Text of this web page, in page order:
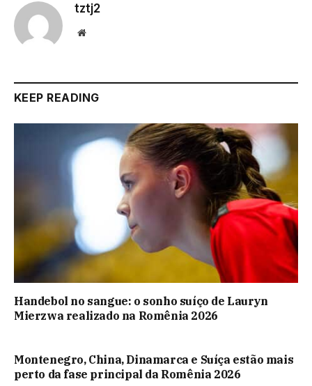
tztj2
Website
KEEP READING
Handebol no sangue: o sonho suíço de Lauryn
Mierzwa realizado na Romênia 2026
Montenegro, China, Dinamarca e Suíça estão mais
perto da fase principal da Romênia 2026